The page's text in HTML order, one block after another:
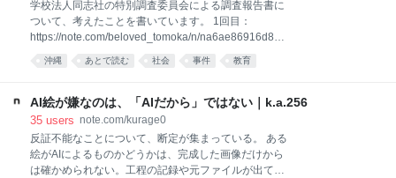
外席」のうち、各国大使の後で国際機関と同列だっ
た。李氏は6日、SNSに、広島市の式典で、各国大使
と同列の席が準備されたと投稿していた。
学校法人同志社の特別調査委員会による調査報告書に
ついて、考えたことを書いています。 1回目：
https://note.com/beloved_tomoka/n/na6ae86916d89 2
回目：
https://note.com/beloved_tomoka/n/n26163a573ffb 前
て書きました。最後となる今回の記事は、その答えに
つながっているかもしれない、この報告書が「調べな
かったこと」についてです。 この報告書では、教育の
適切性は、調査の対象外となっています。冒頭に、こ
う書かれています。 平和学習の内容の適切性それ自体
沖縄 あとで読む 社会 事件 教育
AI絵が嫌なのは、「AIだから」ではない｜k.a.256
35 users note.com/kurage0
反証不能なことについて、断定が集まっている。 ある
絵がAIによるものかどうかは、完成した画像だけから
は確かめられない。工程の記録や元ファイルが出てく